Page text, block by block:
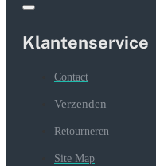
Klantenservice
Contact
Verzenden
Retourneren
Site Map